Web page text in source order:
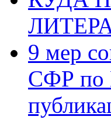
9 мер
СФР по